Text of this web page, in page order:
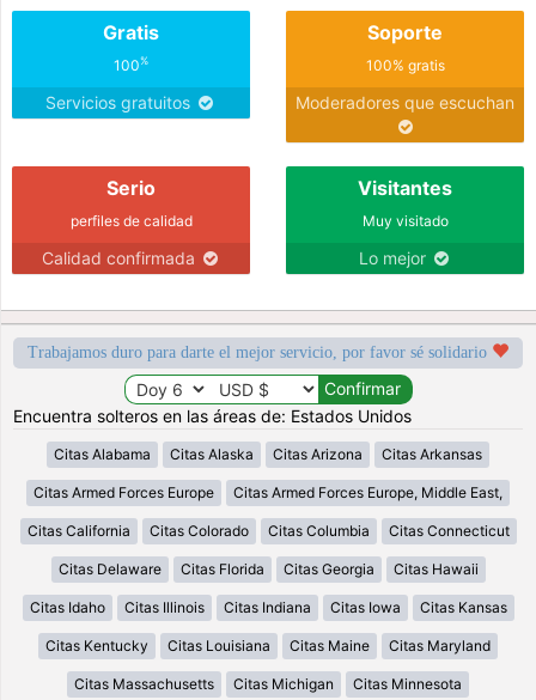
Gratis
100%
Servicios gratuitos
Soporte
100% gratis
Moderadores que escuchan
Serio
perfiles de calidad
Calidad confirmada
Visitantes
Muy visitado
Lo mejor
Trabajamos duro para darte el mejor servicio, por favor sé solidario
Encuentra solteros en las áreas de: Estados Unidos
Citas Alabama Citas Alaska Citas Arizona Citas Arkansas
Citas Armed Forces Europe Citas Armed Forces Europe, Middle East,
Citas California Citas Colorado Citas Columbia Citas Connecticut
Citas Delaware Citas Florida Citas Georgia Citas Hawaii
Citas Idaho Citas Illinois Citas Indiana Citas Iowa Citas Kansas
Citas Kentucky Citas Louisiana Citas Maine Citas Maryland
Citas Massachusetts Citas Michigan Citas Minnesota